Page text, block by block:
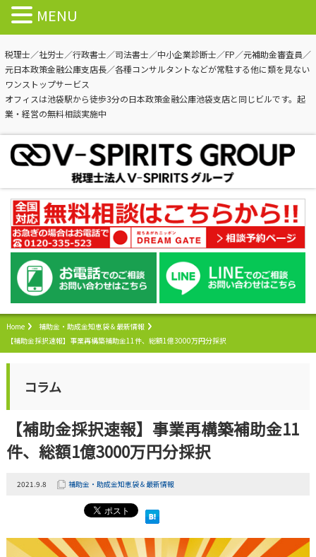
税理士／社労士／行政書士／司法書士／中小企業診断士／FP／元補助金審査員／
元日本政策金融公庫支店長／各種コンサルタントなどが常駐する他に類を見ない
ワンストップサービス
オフィスは池袋駅から徒歩3分の日本政策金融公庫池袋支店と同じビルです。起
業・経営の無料相談実施中
Home
補助金・助成金知恵袋＆最新情報
【補助金採択速報】事業再構築補助金11件、総額1億3000万円分採択
コラム
【補助金採択速報】事業再構築補助金11
件、総額1億3000万円分採択
2021.9.8 補助金・助成金知恵袋＆最新情報
MENU